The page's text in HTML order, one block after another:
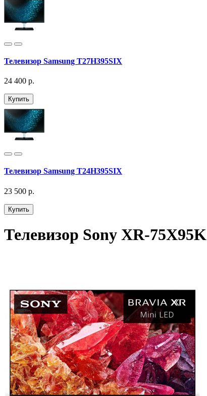
Телевизор Samsung T27H395SIX
24 400 р.
Купить
Телевизор Samsung T24H395SIX
23 500 р.
Купить
Телевизор Sony XR-75X95K